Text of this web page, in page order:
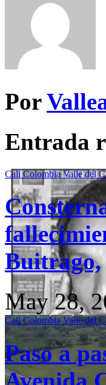
Por
Entrada
CaliColombiaValle del
Buitrago,
May 28,
CaliColombiaValle del
Paso a